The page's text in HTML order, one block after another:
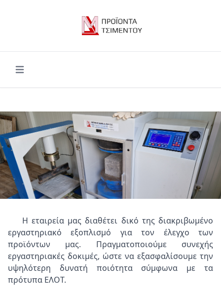
Open main menu
Η εταιρεία μας διαθέτει δικό της διακριβωμένο
εργαστηριακό εξοπλισμό για τον έλεγχο των
προϊόντων μας. Πραγματοποιούμε συνεχής
εργαστηριακές δοκιμές, ώστε να εξασφαλίσουμε την
υψηλότερη δυνατή ποιότητα σύμφωνα με τα
πρότυπα ΕΛΟΤ.